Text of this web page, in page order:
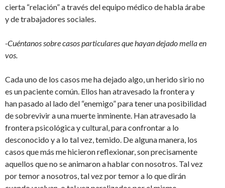
cierta “relación” a través del equipo médico de habla árabe
y de trabajadores sociales.
-Cuéntanos sobre casos particulares que hayan dejado mella en
vos.
Cada uno de los casos me ha dejado algo, un herido sirio no
es un paciente común. Ellos han atravesado la frontera y
han pasado al lado del “enemigo” para tener una posibilidad
de sobrevivir a una muerte inminente. Han atravesado la
frontera psicológica y cultural, para confrontar a lo
desconocido y a lo tal vez, temido. De alguna manera, los
casos que más me hicieron reflexionar, son precisamente
aquellos que no se animaron a hablar con nosotros. Tal vez
por temor a nosotros, tal vez por temor a lo que dirán